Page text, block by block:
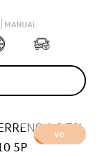
MANUAL
VO